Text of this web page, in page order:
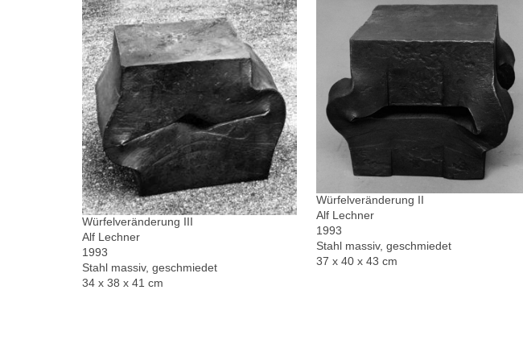
Würfelveränderung III
Alf Lechner
1993
Stahl massiv, geschmiedet
34 x 38 x 41 cm
Würfelveränderung II
Alf Lechner
1993
Stahl massiv, geschmiedet
37 x 40 x 43 cm